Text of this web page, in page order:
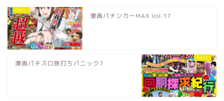
漫画パチンカーMAX Vol.17
漫画パチスロ旅打ちパニック7